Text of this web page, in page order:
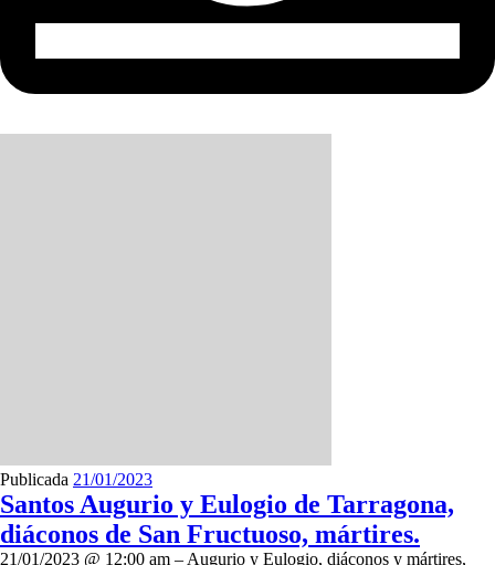
Publicada 21/01/2023
Santos Augurio y Eulogio de Tarragona,
diáconos de San Fructuoso, mártires.
21/01/2023 @ 12:00 am – Augurio y Eulogio, diáconos y mártires,